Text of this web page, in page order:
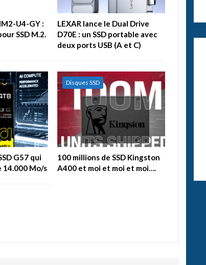
U4-GY :
SSD M.2.
LEXAR lance le Dual Drive
D70E : un SSD portable avec
deux ports USB (A et C)
G57 qui
Mo/s
Disques SSD
100 millions de SSD Kingston
A400 et moi et moi et moi….